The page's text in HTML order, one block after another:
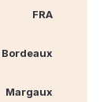
FRA
Bordeaux
Margaux